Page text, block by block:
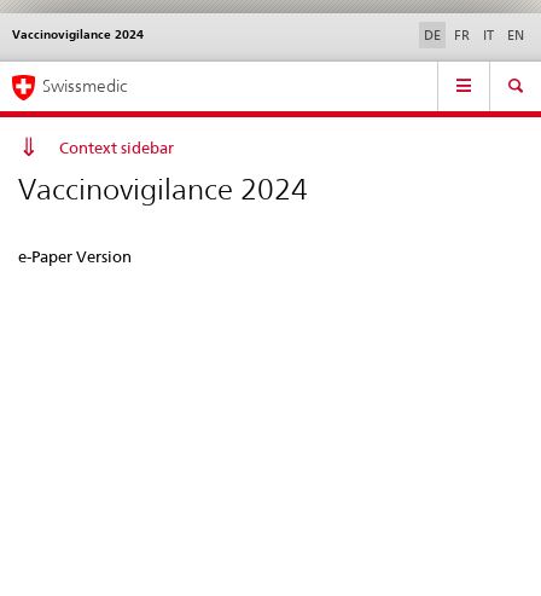
Direktnavigation
News,
Rechtsgrundlagen,
Kontakt
News & Updates Kontakt | Support & Hilfe
Vaccinovigilance 2024
Sprachwahl DE FR IT EN
Service
Hauptnavigation
Swissmedic
Context sidebar
Vaccinovigilance 2024
e-Paper Version